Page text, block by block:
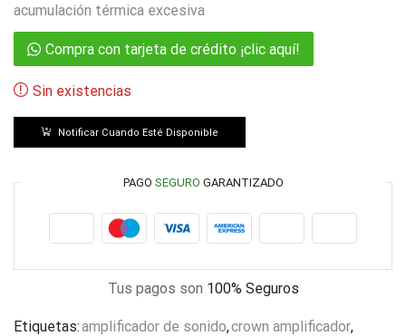
acumulación térmica excesiva
Compra con tarjeta de crédito ¡clic aquí!
Sin existencias
Notificar Cuando Esté Disponible
PAGO SEGURO GARANTIZADO
Tus pagos son 100% Seguros
Etiquetas:amplificador de sonido,crown amplificador,